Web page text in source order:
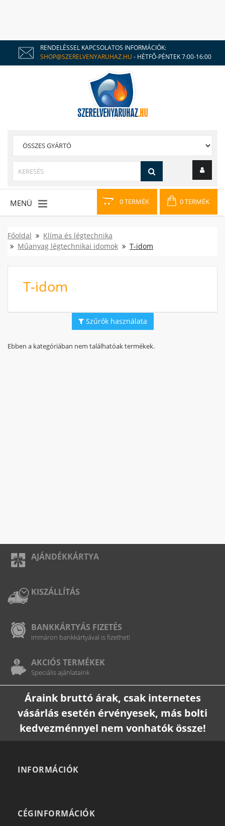
RENDELÉSSEL KAPCSOLATOS INFORMÁCIÓK:
SHOP@SZERELVENYARUHAZ.HU - HÉTFŐ-PÉNTEK 7:00-16:00
0 TERMÉK 0 TERMÉK
MENÜ
Főoldal
Klíma és légtechnika
Műanyag légtechnikai idomok
T-idom
T-idom
Szűrők használata
Ebben a kategóriában nem találhatóak termékek.
AJÁNDÉKKÁRTYA
KISZÁLLÍTÁS
BANKKÁRTYÁS FIZETÉS
Immáron bankkártyával is fizethet!
AKCIÓS TERMÉKEK
Speciális ajánlataink
Áraink bruttó árak, csak internetes
vásárlás esetén érvényesek, más bolti
kedvezménnyel nem vonhatók össze!
INFORMÁCIÓK
CÉGINFORMÁCIÓK